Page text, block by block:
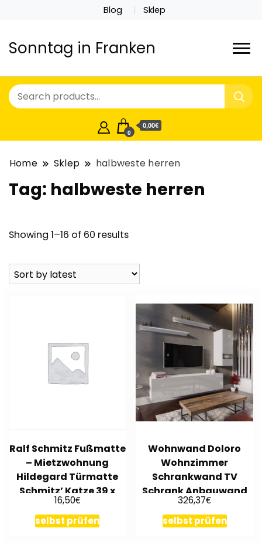
Blog Sklep
Sonntag in Franken
0
0,00€
Home Sklep halbweste herren
Tag: halbweste herren
Showing 1–16 of 60 results
Ralf Schmitz Fußmatte
– Mietzwohnung
Hildegard Türmatte
Schmitz’ Katze 39 x
58cm
16,50€
selbst prüfen
Wohnwand Doloro
Wohnzimmer
Schrankwand TV
Schrank Anbauwand
Hochglanz Set
Lowboard
326,37€
selbst prüfen